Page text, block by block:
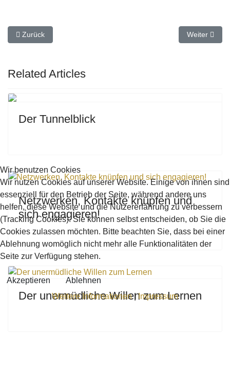
Vorheriger Beitrag: Gedanken zum Dank für die Ernte -
Zurück Nächster
Weiter
Related Articles
Der Tunnelblick
Netzwerken, Kontakte knüpfen und
sich engagieren!
Der unermüdliche Willen zum Lernen
Wir benutzen Cookies
Wir nutzen Cookies auf unserer Website. Einige von ihnen sind
essenziell für den Betrieb der Seite, während andere uns
helfen, diese Website und die Nutzererfahrung zu verbessern
(Tracking Cookies). Sie können selbst entscheiden, ob Sie die
Cookies zulassen möchten. Bitte beachten Sie, dass bei einer
Ablehnung womöglich nicht mehr alle Funktionalitäten der
Seite zur Verfügung stehen.
Akzeptieren
Ablehnen
Weitere Informationen|Impressum